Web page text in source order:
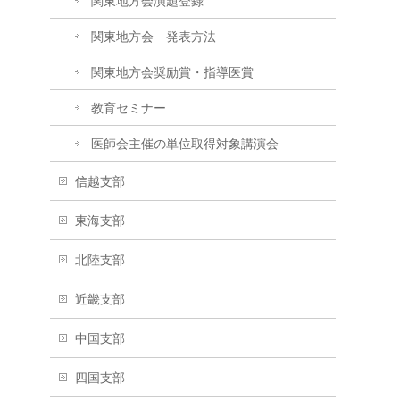
関東地方会 発表方法
関東地方会奨励賞・指導医賞
教育セミナー
医師会主催の単位取得対象講演会
信越支部
東海支部
北陸支部
近畿支部
中国支部
四国支部